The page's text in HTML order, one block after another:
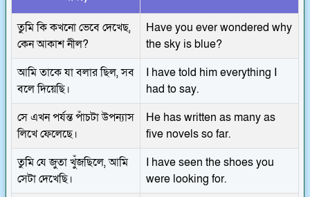
তুমি কি কখনো ভেবে দেখেছ,
কেন আকাশ নীল?
Have you ever wondered why
the sky is blue?
আমি তাকে যা বলার ছিল, সব
বলে দিয়েছি।
I have told him everything I
had to say.
সে এখন পর্যন্ত পাঁচটা উপন্যাস
লিখে ফেলেছে।
He has written as many as
five novels so far.
তুমি যে জুতা খুঁজছিলে, আমি
সেটা দেখেছি।
I have seen the shoes you
were looking for.